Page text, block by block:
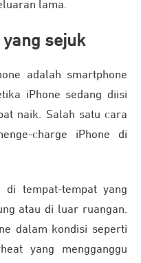
lama.
sejuk
adalah smartphone
iPhone sedang diisi
naik. Salah satu cara
charge iPhone di
di tempat-tempat yang
atau di luar ruangan.
dalam kondisi seperti
yang mengganggu